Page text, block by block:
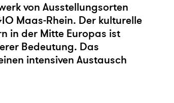
von Ausstellungsorten
Maas-Rhein. Der kulturelle
in der Mitte Europas ist
Bedeutung. Das
intensiven Austausch